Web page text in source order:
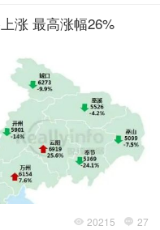
涨 最高涨幅26%
 20215  27